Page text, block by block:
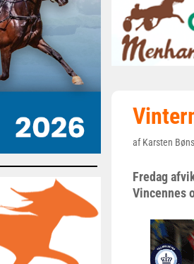
afKarsten
Fredag
Vincennes